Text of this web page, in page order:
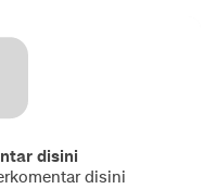
disini
disini